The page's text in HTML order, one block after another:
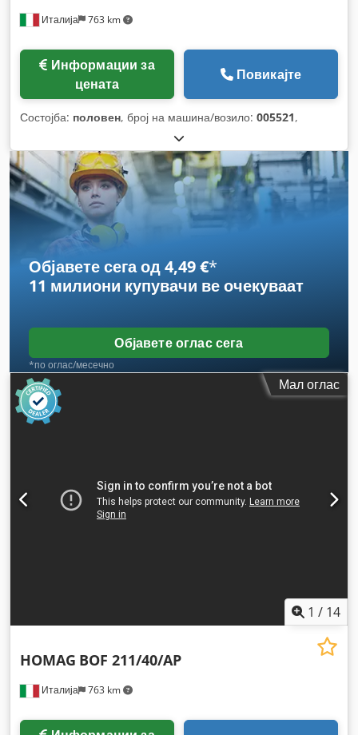
Италија 763 km
цената
Повикајте
Состојба: половен, број на машина/возило: 005521,
Објавете сега од 4,49 €*
11 милиони купувачи ве очекуваат
Објавете оглас сега
*по оглас/месечно
Мал оглас
1 / 14
Италија 763 km
HOMAG BOF 211/40/AP